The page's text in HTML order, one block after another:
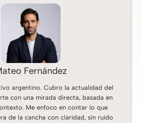
Fernández
argentino. Cubro la actualidad del
con una mirada directa, basada en
Me enfoco en contar lo que
de la cancha con claridad, sin ruido